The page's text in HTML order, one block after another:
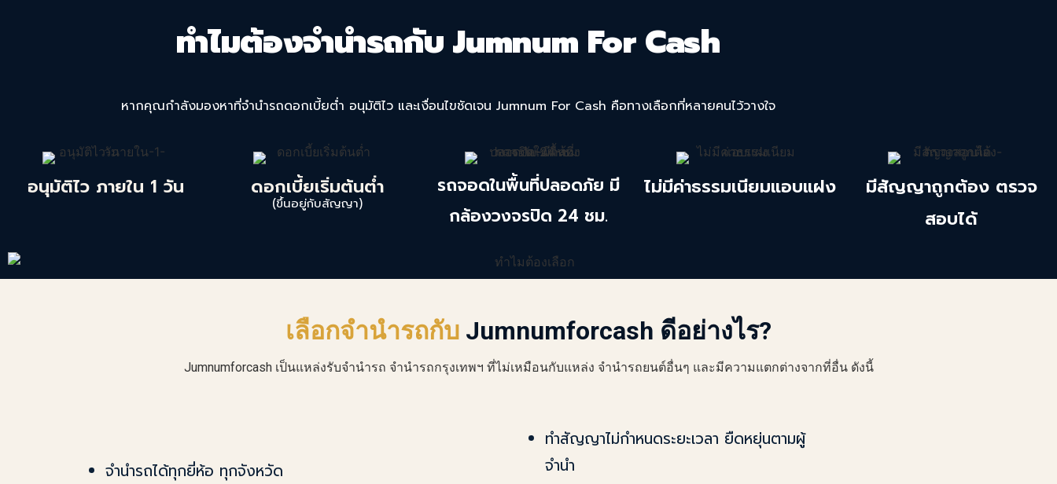
ทำไมต้องจำนำรถกับ Jumnum For Cash
หากคุณกำลังมองหาที่จำนำรถดอกเบี้ยต่ำ อนุมัติไว และเงื่อนไขชัดเจน Jumnum For Cash คือทางเลือกที่หลายคนไว้วางใจ
อนุมัติไว ภายใน 1 วัน ดอกเบี้ยเริ่มต้นต่ำ
(ขึ้นอยู่กับสัญญา)
รถจอดในพื้นที่ปลอดภัย มี
กล้องวงจรปิด 24 ชม.
ไม่มีค่าธรรมเนียมแอบแฝง
มีสัญญาถูกต้อง ตรวจ
สอบได้
เลือกจำนำรถกับ Jumnumforcash ดีอย่างไร?
Jumnumforcash เป็นแหล่งรับจำนำรถ จำนำรถกรุงเทพฯ ที่ไม่เหมือนกับแหล่ง จำนำรถยนต์อื่นๆ และมีความแตกต่างจากที่อื่น ดังนี้
จำนำรถได้ทุกยี่ห้อ ทุกจังหวัด
ทำสัญญาไม่กำหนดระยะเวลา ยืดหยุ่นตามผู้
จำนำ